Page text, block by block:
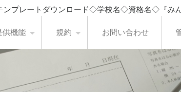
プレートダウンロード◇学校名◇資格名◇『み
供機能 規約 お問い合わせ